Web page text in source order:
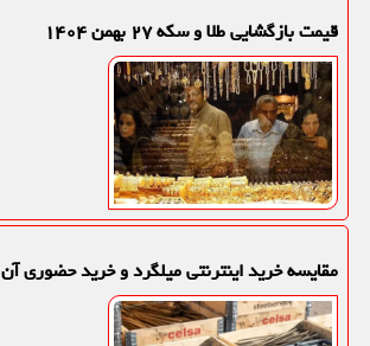
قیمت بازگشایی طلا و سکه ۲۷ بهمن ۱۴۰۴
مقایسه خرید اینترنتی میلگرد و خرید حضوری آن